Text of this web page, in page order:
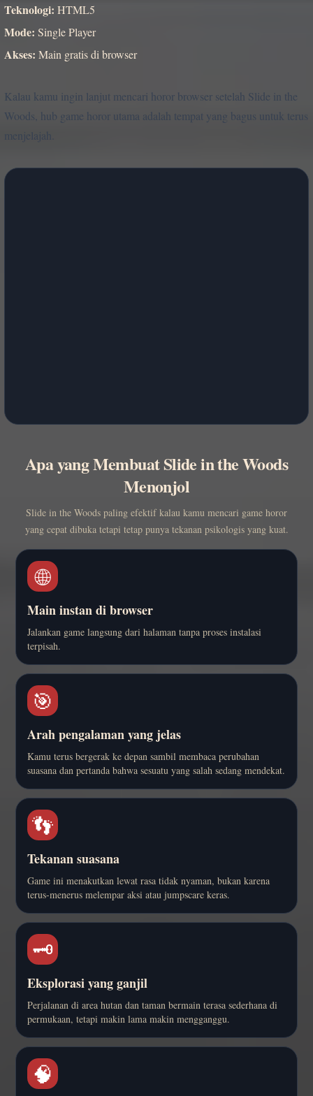
Teknologi: HTML5
Mode: Single Player
Akses: Main gratis di browser
Kalau kamu ingin lanjut mencari horor browser setelah Slide in the
Woods, hub game horor utama adalah tempat yang bagus untuk terus
menjelajah.
Apa yang Membuat Slide in the Woods
Menonjol
Slide in the Woods paling efektif kalau kamu mencari game horor
yang cepat dibuka tetapi tetap punya tekanan psikologis yang kuat.
🌐
Main instan di browser
Jalankan game langsung dari halaman tanpa proses instalasi
terpisah.
🎯
Arah pengalaman yang jelas
Kamu terus bergerak ke depan sambil membaca perubahan
suasana dan pertanda bahwa sesuatu yang salah sedang mendekat.
👣
Tekanan suasana
Game ini menakutkan lewat rasa tidak nyaman, bukan karena
terus-menerus melempar aksi atau jumpscare keras.
🗝️
Eksplorasi yang ganjil
Perjalanan di area hutan dan taman bermain terasa sederhana di
permukaan, tetapi makin lama makin mengganggu.
🧠